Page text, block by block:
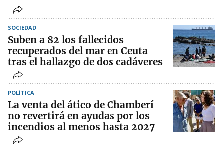
SOCIEDAD
Suben a 82 los fallecidos
recuperados del mar en Ceuta
tras el hallazgo de dos cadáveres
POLÍTICA
La venta del ático de Chamberí
no revertirá en ayudas por los
incendios al menos hasta 2027